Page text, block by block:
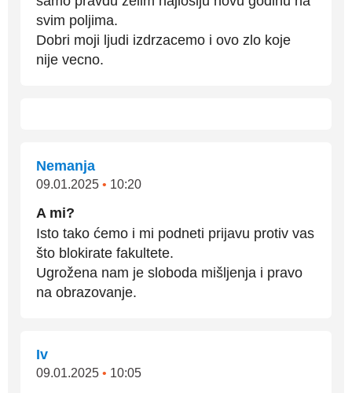
svim poljima.
Dobri moji ljudi izdrzacemo i ovo zlo koje
nije vecno.
Nemanja
09.01.2025 • 10:20
A mi?
Isto tako ćemo i mi podneti prijavu protiv vas
što blokirate fakultete.
Ugrožena nam je sloboda mišljenja i pravo
na obrazovanje.
Iv
09.01.2025 • 10:05